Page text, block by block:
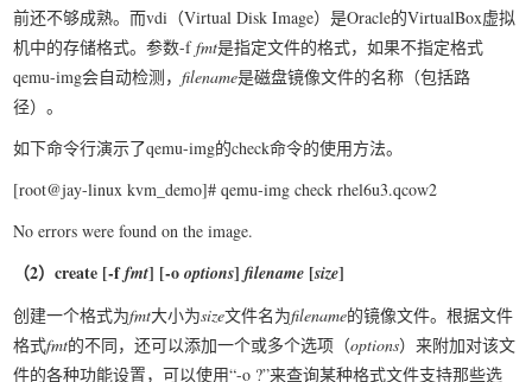
前还不够成熟。而vdi（Virtual Disk Image）是Oracle的VirtualBox虚拟
机中的存储格式。参数-ffmt是指定文件的格式，如果不指定格式
qemu-img会自动检测，filename是磁盘镜像文件的名称（包括路
径）。
如下命令行演示了qemu-img的check命令的使用方法。
[root@jay-linux kvm_demo]# qemu-img check rhel6u3.qcow2
No errors were found on the image.
（2）create [-ffmt] [-ooptions]filename [size]
创建一个格式为fmt大小为size文件名为filename的镜像文件。根据文件
格式fmt的不同，还可以添加一个或多个选项（options）来附加对该文
件的各种功能设置，可以使用“-o ?”来查询某种格式文件支持那些选